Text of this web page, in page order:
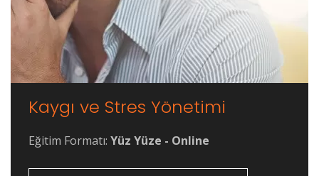
Kaygı ve Stres Yönetimi
Eğitim Formatı: Yüz Yüze - Online